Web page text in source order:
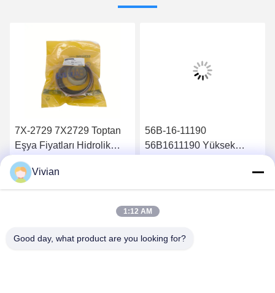
7X-2729 7X2729 Toptan
Eşya Fiyatları Hidrolik
Silindir Conta Takımı
826BEn İyi Fiyatı Alın
56B-16-11190
56B1611190 Yüksek
HM400-2 HM350-2
Vivian
1:12 AM
Good day, what product are you looking for?